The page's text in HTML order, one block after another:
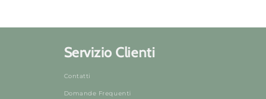
Servizio Clienti
Contatti
Domande Frequenti